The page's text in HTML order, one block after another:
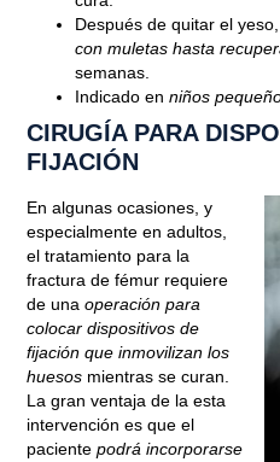
Después de quitar el
con muletas hasta
semanas.
Indicado enniños
CIRUGÍA PARA
FIJACIÓN
En algunas ocasiones, y
especialmente en adultos,
el tratamiento para la
fractura de fémur requiere
de unaoperación para
colocar dispositivos de
fijación que inmovilizan los
huesos mientras se curan.
La gran ventaja de la esta
intervención es que el
paciente podrá incorporarse